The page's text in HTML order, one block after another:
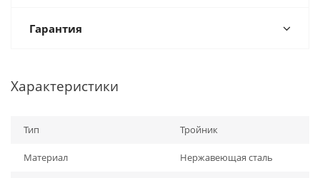
Гарантия
Характеристики
Тип Тройник
Материал Нержавеющая сталь